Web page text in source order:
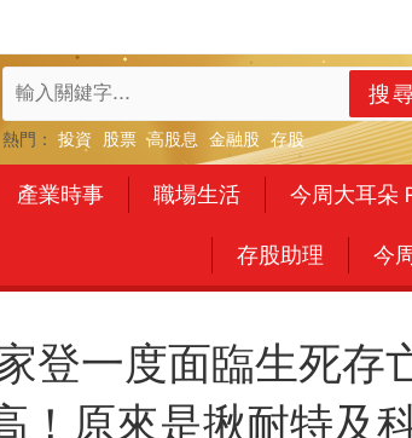
搜
熱門： 投資 股票 高股息 金融股 存股
產業時事 職場生活 今周大耳朵
存股助理 今
登一度面臨生死存
！原來是揪耐特及